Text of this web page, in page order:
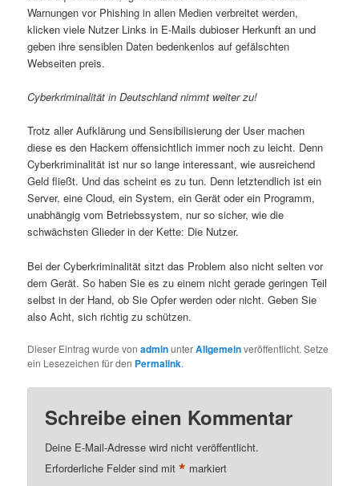
Warnungen vor Phishing in allen Medien verbreitet werden,
klicken viele Nutzer Links in E-Mails dubioser Herkunft an und
geben ihre sensiblen Daten bedenkenlos auf gefälschten
Webseiten preis.
Cyberkriminalität in Deutschland nimmt weiter zu!
Trotz aller Aufklärung und Sensibilisierung der User machen
diese es den Hackern offensichtlich immer noch zu leicht. Denn
Cyberkriminalität ist nur so lange interessant, wie ausreichend
Geld fließt. Und das scheint es zu tun. Denn letztendlich ist ein
Server, eine Cloud, ein System, ein Gerät oder ein Programm,
unabhängig vom Betriebssystem, nur so sicher, wie die
schwächsten Glieder in der Kette: Die Nutzer.
Bei der Cyberkriminalität sitzt das Problem also nicht selten vor
dem Gerät. So haben Sie es zu einem nicht gerade geringen Teil
selbst in der Hand, ob Sie Opfer werden oder nicht. Geben Sie
also Acht, sich richtig zu schützen.
Dieser Eintrag wurde vonadminunterAllgemeinveröffentlicht. Setze
ein Lesezeichen für den Permalink.
Schreibe einen Kommentar
Deine E-Mail-Adresse wird nicht veröffentlicht.
Erforderliche Felder sind mit* markiert